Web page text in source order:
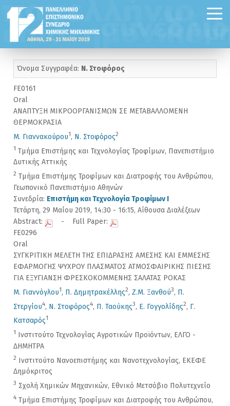
Όνομα Συγγραφέα: Ν. Στοφόρος
FE0161
Oral
ΑΝΑΠΤΥΞΗ ΜΙΚΡΟΟΡΓΑΝΙΣΜΩΝ ΣΕ ΜΕΤΑΒΑΛΛΟΜΕΝΗ
ΘΕΡΜΟΚΡΑΣΙΑ
Μ. Γιαννακούρου1, Ν. Στοφόρος2
1 Τμήμα Επιστήμης και Τεχνολογίας Τροφίμων, Πανεπιστήμιο
Δυτικής Αττικής
2 Τμήμα Επιστήμης Τροφίμων και Διατροφής του Ανθρώπου,
Γεωπονικό Πανεπιστήμιο Αθηνών
Συνεδρία: Επιστήμη και Τεχνολογία Τροφίμων I
Τετάρτη, 29 Μαίου 2019, 14:30 - 16:15, Αίθουσα Διαλέξεων
Abstract:
- Full Paper:
FE0296
Oral
ΣΥΓΚΡΙΤΙΚΗ ΜΕΛΕΤΗ ΤΗΣ ΕΠΙΔΡΑΣΗΣ ΑΜΕΣΗΣ ΚΑΙ ΕΜΜΕΣΗΣ
ΕΦΑΡΜΟΓΗΣ ΨΥΧΡΟΥ ΠΛΑΣΜΑΤΟΣ ΑΤΜΟΣΦΑΙΡΙΚΗΣ ΠΙΕΣΗΣ
ΓΙΑ ΕΞΥΓΙΑΝΣΗ ΦΡΕΣΚΟΚΟΜΜΕΝΗΣ ΣΑΛΑΤΑΣ ΡΟΚΑΣ
Μ. Γιαννόγλου1, Π. Δημητρακέλλης2, Ζ.Μ. Ξανθού3, Π.
Στεργίου4, Ν. Στοφόρος4, Π. Ταούκης3, Ε. Γογγολίδης2, Γ.
Κατσαρός1
1 Ινστιτούτο Τεχνολογίας Αγροτικών Προϊόντων, ΕΛΓΟ -
ΔΗΜΗΤΡΑ
2 Ινστιτούτο Νανοεπιστήμης και Νανοτεχνολογίας, ΕΚΕΦΕ
Δημόκριτος
3 Σχολή Χημικών Μηχανικών, Εθνικό Μετσόβιο Πολυτεχνείο
4 Τμήμα Επιστήμης Τροφίμων και Διατροφής του Ανθρώπου,